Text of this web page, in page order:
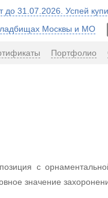
до 31.07.2026. Успей
Москвы и МО
Портфолио
с
значение